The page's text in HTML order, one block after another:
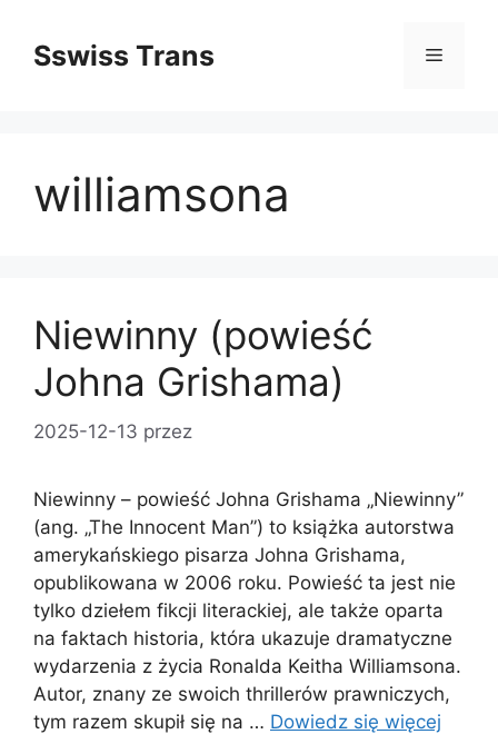
treściSswiss Trans Menu
williamsona
Niewinny (powieść
Johna Grishama)
2025-12-13 przez
Niewinny – powieść Johna Grishama „Niewinny”
(ang. „The Innocent Man”) to książka autorstwa
amerykańskiego pisarza Johna Grishama,
opublikowana w 2006 roku. Powieść ta jest nie
tylko dziełem fikcji literackiej, ale także oparta
na faktach historia, która ukazuje dramatyczne
wydarzenia z życia Ronalda Keitha Williamsona.
Autor, znany ze swoich thrillerów prawniczych,
tym razem skupił się na … Dowiedz się więcej